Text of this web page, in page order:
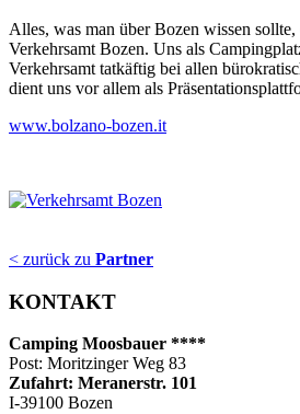
Alles, was man über Bozen wissen
Verkehrsamt Bozen. Uns als
Verkehrsamt tatkäftig bei allen
dient uns vor allem als
www.bolzano-bozen.it
< zurück zu Partner
KONTAKT
Camping Moosbauer ****
Post: Moritzinger Weg 83
Zufahrt: Meranerstr. 101
I-39100 Bozen